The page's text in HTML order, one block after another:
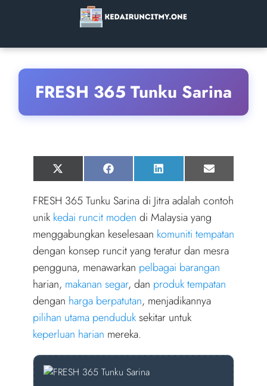
FRESH 365 Tunku Sarina
Share
on
X
(
w
t
t
e
r
)
Share
on
F
a
e
o
o
k
Share
on
L
i
k
e
d
I
n
Share
on
E
m
i
FRESH 365 Tunku Sarina di Jitra adalah contoh
unik kedai runcit moden di Malaysia yang
menggabungkan keselesaan komuniti tempatan
dengan konsep runcit yang teratur dan mesra
pengguna, menawarkan pelbagai barangan
harian, makanan segar, dan produk tempatan
dengan harga berpatutan, menjadikannya
pilihan utama penduduksekitar untuk
keperluan harian mereka.